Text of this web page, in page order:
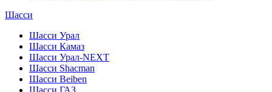
Шасси
Шасси Урал
Шасси Камаз
Шасси Урал-NEXT
Шасси Shacman
Шасси Beiben
Шасси ГАЗ